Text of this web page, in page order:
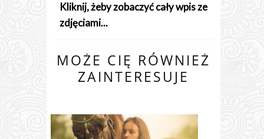
Kliknij, żeby zobaczyć cały wpis ze
zdjęciami...
MOŻE CIĘ RÓWNIEŻ
ZAINTERESUJE